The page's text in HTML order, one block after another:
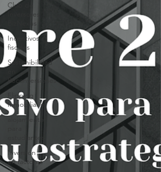
Club de
Inversores
BizNexus
Incentivos
fiscales
Sostenibilidad
Reconversiones
Flipping
Inmobiliario
alojamiento
estudiantes
Inversión
en factores